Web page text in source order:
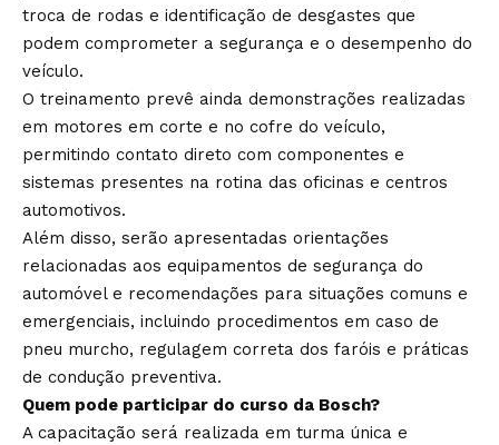
troca de rodas e identificação de desgastes que
podem comprometer a segurança e o desempenho do
veículo.
O treinamento prevê ainda demonstrações realizadas
em motores em corte e no cofre do veículo,
permitindo contato direto com componentes e
sistemas presentes na rotina das oficinas e centros
automotivos.
Além disso, serão apresentadas orientações
relacionadas aos equipamentos de segurança do
automóvel e recomendações para situações comuns e
emergenciais, incluindo procedimentos em caso de
pneu murcho, regulagem correta dos faróis e práticas
de condução preventiva.
Quem pode participar do curso da Bosch?
A capacitação será realizada em turma única e